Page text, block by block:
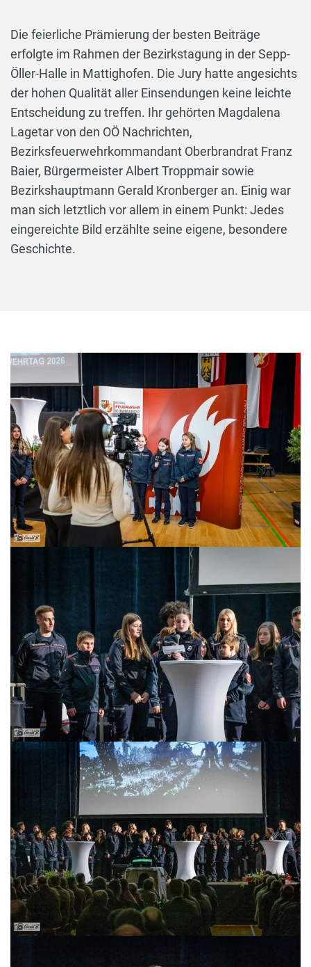
Die feierliche Prämierung der besten Beiträge
erfolgte im Rahmen der Bezirkstagung in der Sepp-
Öller-Halle in Mattighofen. Die Jury hatte angesichts
der hohen Qualität aller Einsendungen keine leichte
Entscheidung zu treffen. Ihr gehörten Magdalena
Lagetar von den OÖ Nachrichten,
Bezirksfeuerwehrkommandant Oberbrandrat Franz
Baier, Bürgermeister Albert Troppmair sowie
Bezirkshauptmann Gerald Kronberger an. Einig war
man sich letztlich vor allem in einem Punkt: Jedes
eingereichte Bild erzählte seine eigene, besondere
Geschichte.